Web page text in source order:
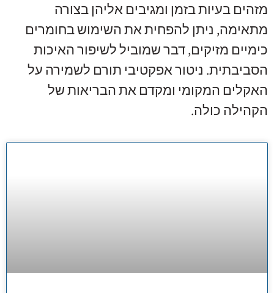
מזהים בעיות בזמן ומגיבים אליהן בצורה
מתאימה, ניתן להפחית את השימוש בחומרים
כימיים מזיקים, דבר שמוביל לשיפור האיכות
הסביבתית. ניטור אפקטיבי תורם לשמירה על
האקלים המקומי ומקדם את הבריאות של
הקהילה כולה.